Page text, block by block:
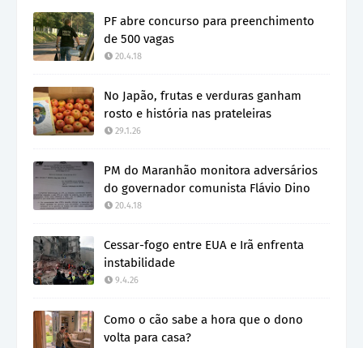
PF abre concurso para preenchimento
de 500 vagas
20.4.18
No Japão, frutas e verduras ganham
rosto e história nas prateleiras
29.1.26
PM do Maranhão monitora adversários
do governador comunista Flávio Dino
20.4.18
Cessar-fogo entre EUA e Irã enfrenta
instabilidade
9.4.26
Como o cão sabe a hora que o dono
volta para casa?